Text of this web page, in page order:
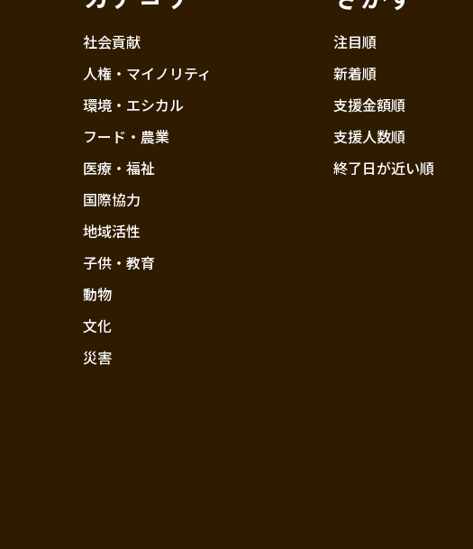
社会貢献
人権・マイノリティ
環境・エシカル
フード・農業
医療・福祉
国際協力
地域活性
子供・教育
動物
文化
災害
注目順
新着順
支援金額順
支援人数順
終了日が近い順